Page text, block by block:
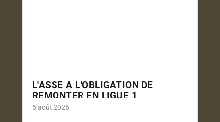
L'ASSE A L'OBLIGATION DE
REMONTER EN LIGUE 1
5 août 2026